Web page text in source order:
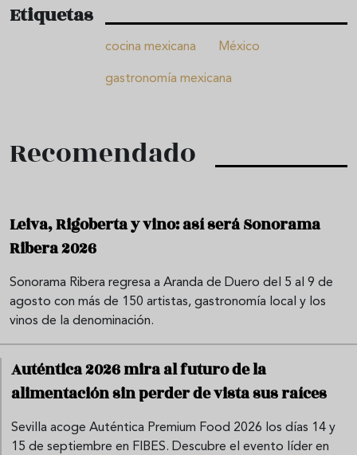
Etiquetas
cocina mexicana México
gastronomía mexicana
Recomendado
Leiva, Rigoberta y vino: así será Sonorama
Ribera 2026
Sonorama Ribera regresa a Aranda de Duero del 5 al 9 de
agosto con más de 150 artistas, gastronomía local y los
vinos de la denominación.
Auténtica 2026 mira al futuro de la
alimentación sin perder de vista sus raíces
Sevilla acoge Auténtica Premium Food 2026 los días 14 y
15 de septiembre en FIBES. Descubre el evento líder en